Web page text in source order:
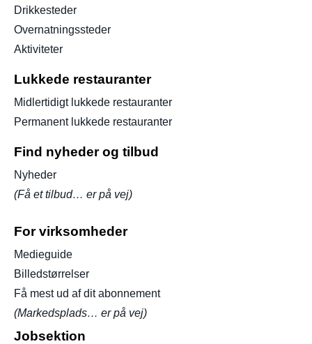
Drikkesteder
Overnatningssteder
Aktiviteter
Lukkede restauranter
Midlertidigt lukkede restauranter
Permanent lukkede restauranter
Find nyheder og tilbud
Nyheder
(Få et tilbud… er på vej)
For virksomheder
Medieguide
Billedstørrelser
Få mest ud af dit abonnement
(Markedsplads… er på vej)
Jobsektion